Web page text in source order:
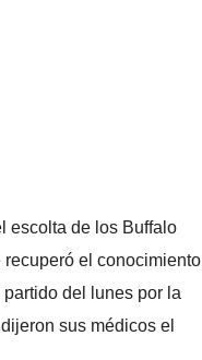
escolta de los Buffalo
el conocimiento
del lunes por la
sus médicos el